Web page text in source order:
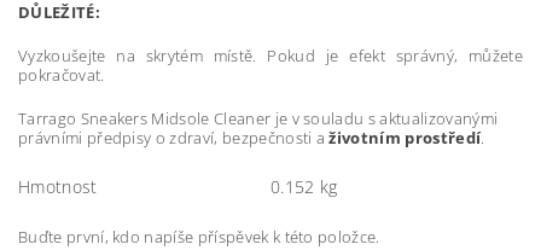
DŮLEŽITÉ:
Vyzkoušejte na skrytém místě. Pokud je efekt správný, můžete
pokračovat.
Tarrago Sneakers Midsole Cleaner je v souladu s aktualizovanými
právními předpisy o zdraví, bezpečnosti aživotním prostředí.
Hmotnost 0.152 kg
Buďte první, kdo napíše příspěvek k této položce.